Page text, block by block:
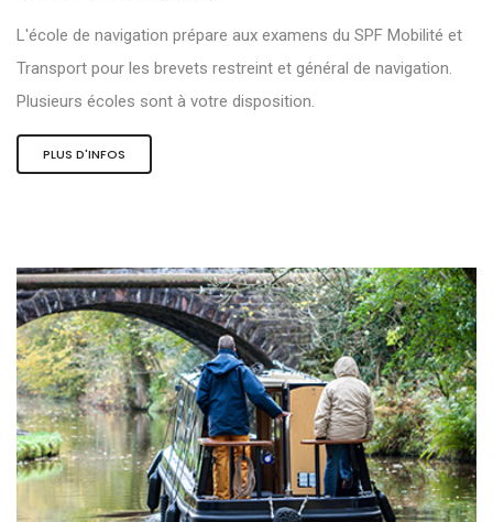
L'école de navigation prépare aux examens du SPF Mobilité et
Transport pour les brevets restreint et général de navigation.
Plusieurs écoles sont à votre disposition.
PLUS D'INFOS